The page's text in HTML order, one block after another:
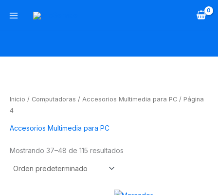
Inicio / Computadoras / Accesorios Multimedia para PC / Página
4
Accesorios Multimedia para PC
Mostrando 37–48 de 115 resultados